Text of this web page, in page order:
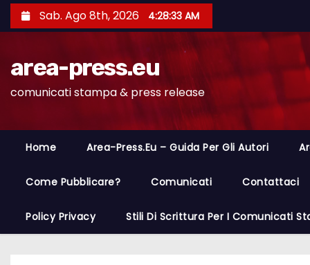
a
Sab. Ago 8th, 2026 4:28:34 AM
area-press.eu
comunicati stampa & press release
Home Area-Press.eu – Guida Per Gli Autori
Come Pubblicare? Comunicati Contattaci
Policy Privacy Stili Di Scrittura Per I Comunicati